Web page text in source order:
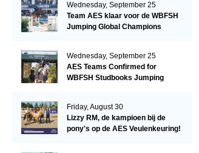
Wednesday, September 25
Team AES klaar voor de WBFSH
Jumping Global Champions
Wednesday, September 25
AES Teams Confirmed for
WBFSH Studbooks Jumping
Friday, August 30
Lizzy RM, de kampioen bij de
pony's op de AES Veulenkeuring!